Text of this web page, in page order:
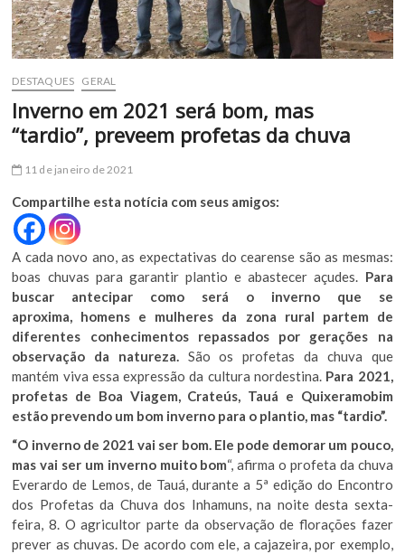
DESTAQUES GERAL
Inverno em 2021 será bom, mas
“tardio”, preveem profetas da chuva
11 de janeiro de 2021
Compartilhe esta notícia com seus amigos:
A cada novo ano, as expectativas do cearense são as mesmas:
boas chuvas para garantir plantio e abastecer açudes. Para
buscar antecipar como será o inverno que se
aproxima, homens e mulheres da zona rural partem de
diferentes conhecimentos repassados por gerações na
observação da natureza.
São os profetas da chuva que
mantém viva essa expressão da cultura nordestina. Para 2021,
profetas de Boa Viagem, Crateús, Tauá e Quixeramobim
estão prevendo um bom inverno para o plantio, mas “tardio”.
“O inverno de 2021 vai ser bom. Ele pode demorar um pouco,
mas vai ser um inverno muito bom“, afirma o profeta da chuva
Everardo de Lemos, de Tauá, durante a 5ª edição do Encontro
dos Profetas da Chuva dos Inhamuns, na noite desta sexta-
feira, 8. O agricultor parte da observação de florações fazer
prever as chuvas. De acordo com ele, a cajazeira, por exemplo,